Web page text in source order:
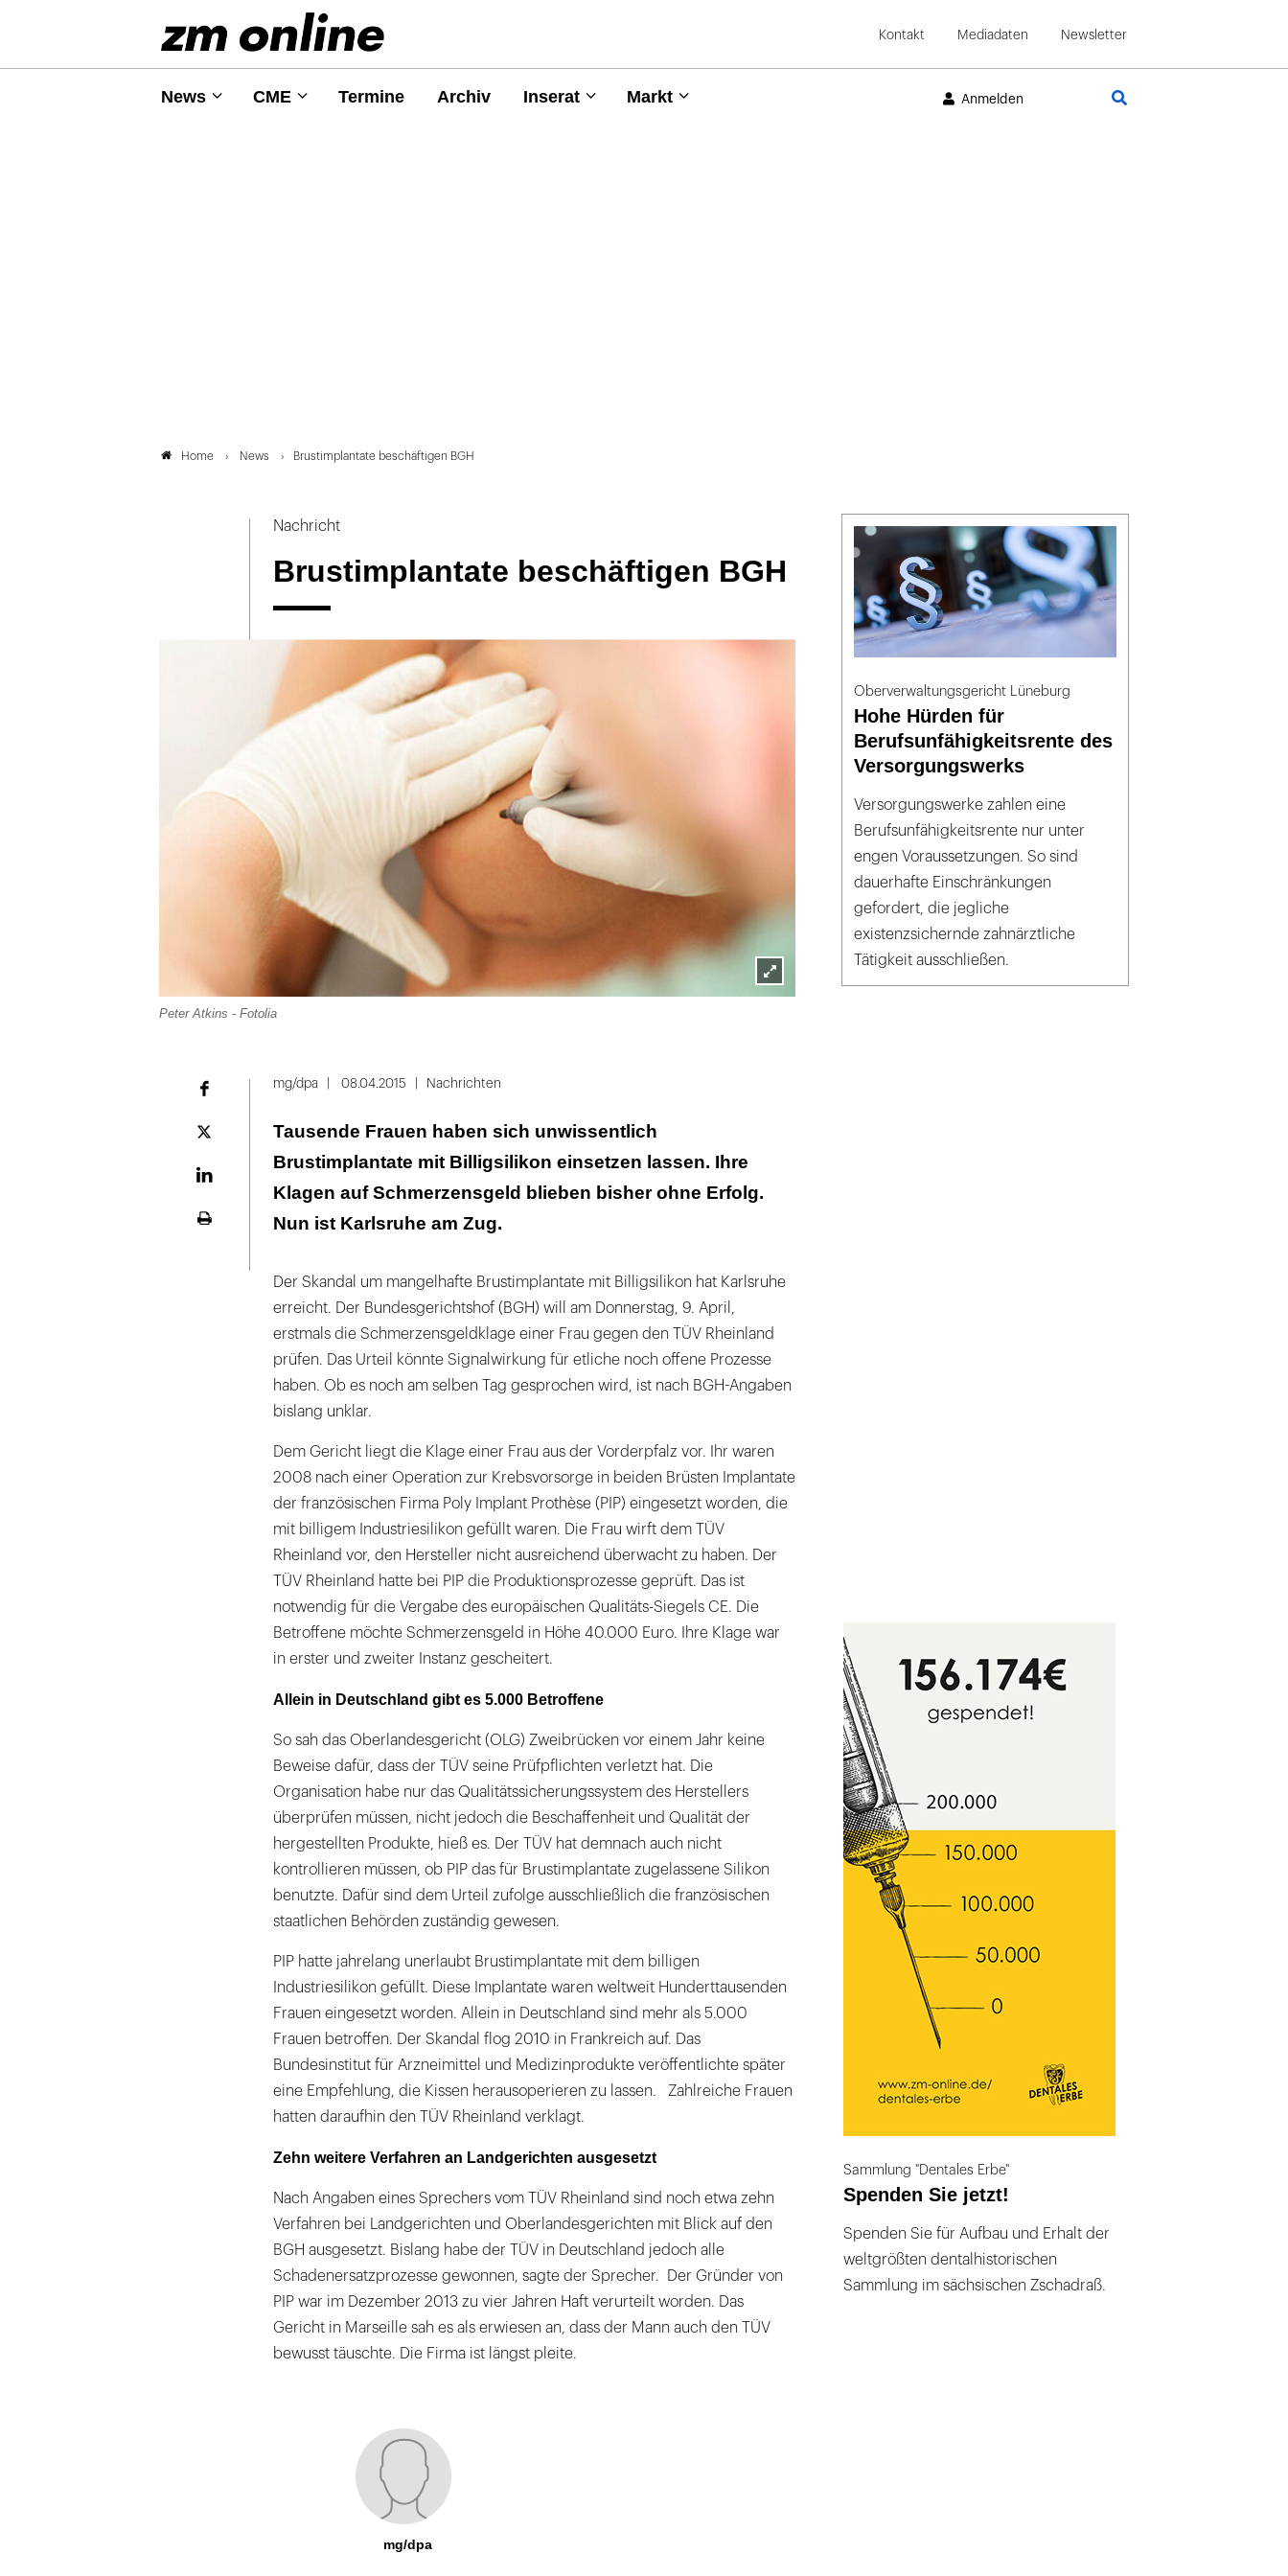
Kontakt Mediadaten Newsletter
News CME Termine Archiv Inserat Markt Anmelden
Home News Brustimplantate beschäftigen BGH
Nachricht
Brustimplantate beschäftigen BGH
Lightbox
Peter Atkins - Fotolia
Plattform
mg/dpa 08.04.2015 Nachrichten
Tausende Frauen haben sich unwissentlich
Brustimplantate mit Billigsilikon einsetzen lassen. Ihre
Klagen auf Schmerzensgeld blieben bisher ohne Erfolg.
Nun ist Karlsruhe am Zug.
Der Skandal um mangelhafte Brustimplantate mit Billigsilikon hat Karlsruhe
erreicht. Der Bundesgerichtshof (BGH) will am Donnerstag, 9. April,
erstmals die Schmerzensgeldklage einer Frau gegen den TÜV Rheinland
prüfen. Das Urteil könnte Signalwirkung für etliche noch offene Prozesse
haben. Ob es noch am selben Tag gesprochen wird, ist nach BGH-Angaben
bislang unklar.
Dem Gericht liegt die Klage einer Frau aus der Vorderpfalz vor. Ihr waren
2008 nach einer Operation zur Krebsvorsorge in beiden Brüsten Implantate
der französischen Firma Poly Implant Prothèse (PIP) eingesetzt worden, die
mit billigem Industriesilikon gefüllt waren. Die Frau wirft dem TÜV
Rheinland vor, den Hersteller nicht ausreichend überwacht zu haben. Der
TÜV Rheinland hatte bei PIP die Produktionsprozesse geprüft. Das ist
notwendig für die Vergabe des europäischen Qualitäts-Siegels CE. Die
Betroffene möchte Schmerzensgeld in Höhe 40.000 Euro. Ihre Klage war
in erster und zweiter Instanz gescheitert.
Allein in Deutschland gibt es 5.000 Betroffene
So sah das Oberlandesgericht (OLG) Zweibrücken vor einem Jahr keine
Beweise dafür, dass der TÜV seine Prüfpflichten verletzt hat. Die
Organisation habe nur das Qualitätssicherungssystem des Herstellers
überprüfen müssen, nicht jedoch die Beschaffenheit und Qualität der
hergestellten Produkte, hieß es. Der TÜV hat demnach auch nicht
kontrollieren müssen, ob PIP das für Brustimplantate zugelassene Silikon
benutzte. Dafür sind dem Urteil zufolge ausschließlich die französischen
staatlichen Behörden zuständig gewesen.
PIP hatte jahrelang unerlaubt Brustimplantate mit dem billigen
Industriesilikon gefüllt. Diese Implantate waren weltweit Hunderttausenden
Frauen eingesetzt worden. Allein in Deutschland sind mehr als 5.000
Frauen betroffen. Der Skandal flog 2010 in Frankreich auf. Das
Bundesinstitut für Arzneimittel und Medizinprodukte veröffentlichte später
eine Empfehlung, die Kissen herausoperieren zu lassen. Zahlreiche Frauen
hatten daraufhin den TÜV Rheinland verklagt.
Zehn weitere Verfahren an Landgerichten ausgesetzt
Nach Angaben eines Sprechers vom TÜV Rheinland sind noch etwa zehn
Verfahren bei Landgerichten und Oberlandesgerichten mit Blick auf den
BGH ausgesetzt. Bislang habe der TÜV in Deutschland jedoch alle
Schadenersatzprozesse gewonnen, sagte der Sprecher. Der Gründer von
PIP war im Dezember 2013 zu vier Jahren Haft verurteilt worden. Das
Gericht in Marseille sah es als erwiesen an, dass der Mann auch den TÜV
bewusst täuschte. Die Firma ist längst pleite.
mg/dpa
Oberverwaltungsgericht Lüneburg
Hohe Hürden für
Berufsunfähigkeitsrente des
Versorgungswerks
Versorgungswerke zahlen eine
Berufsunfähigkeitsrente nur unter
engen Voraussetzungen. So sind
dauerhafte Einschränkungen
gefordert, die jegliche
existenzsichernde zahnärztliche
Tätigkeit ausschließen.
Sammlung "Dentales Erbe"
Spenden Sie jetzt!
Spenden Sie für Aufbau und Erhalt der
weltgrößten dentalhistorischen
Sammlung im sächsischen Zschadraß.